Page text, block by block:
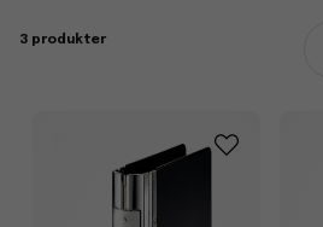
pärmarna vi erbjuder. Vi säljer
Dessa pärmar kännetecknas av hög
lagringskapacitet och tydlig
A4-format -
De modeller som
3 produkter